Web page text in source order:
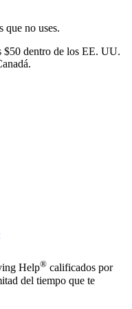
que no uses.
$50 dentro de los EE. UU.
Help® calificados por
del tiempo que te